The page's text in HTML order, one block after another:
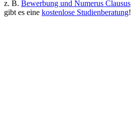
z. B. Bewerbung und Numerus Clausus
gibt es eine kostenlose Studienberatung!